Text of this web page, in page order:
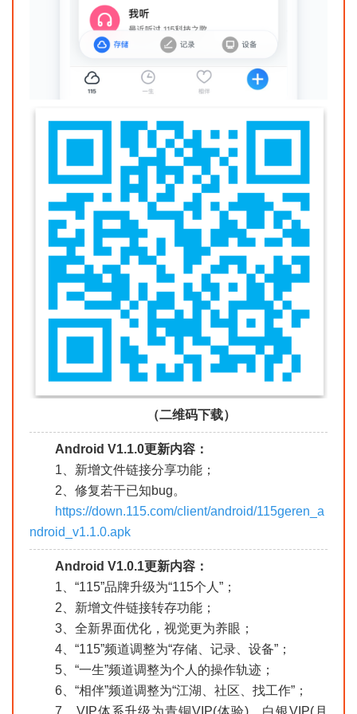
（二维码下载）
Android V1.1.0更新内容：
1、新增文件链接分享功能；
2、修复若干已知bug。
https://down.115.com/client/android/115geren_a
ndroid_v1.1.0.apk
Android V1.0.1更新内容：
1、“115”品牌升级为“115个人”；
2、新增文件链接转存功能；
3、全新界面优化，视觉更为养眼；
4、“115”频道调整为“存储、记录、设备”；
5、“一生”频道调整为个人的操作轨迹；
6、“相伴”频道调整为“江湖、社区、找工作”；